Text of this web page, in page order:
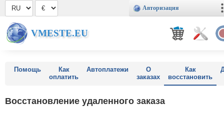
Авторизация
VMESTE.EU
Помощь
Как
оплатить
Автоплатежи
О
заказах
Как
восстановить
Восстановление удаленного заказа